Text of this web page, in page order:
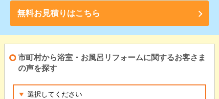
無料お見積りはこちら
市町村から浴室・お風呂リフォームに関するお客さま
の声を探す